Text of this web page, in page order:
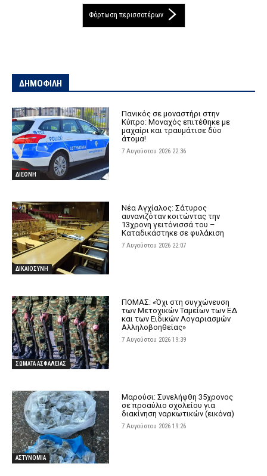
Φόρτωση περισσοτέρων
ΔΗΜΟΦΙΛΗ
ΔΙΕΘΝΗ
Πανικός σε μοναστήρι στην
Κύπρο: Μοναχός επιτέθηκε με
μαχαίρι και τραυμάτισε δύο
άτομα!
7 Αυγούστου 2026 22:36
ΔΙΚΑΙΟΣΥΝΗ
Νέα Αγχίαλος: Σάτυρος
αυνανιζόταν κοιτώντας την
13χρονη γειτόνισσά του –
Καταδικάστηκε σε φυλάκιση
7 Αυγούστου 2026 22:07
ΣΩΜΑΤΑ ΑΣΦΑΛΕΙΑΣ
ΠΟΜΑΣ: «Όχι στη συγχώνευση
των Μετοχικών Ταμείων των ΕΔ
και των Ειδικών Λογαριασμών
Αλληλοβοηθείας»
7 Αυγούστου 2026 19:39
ΑΣΤΥΝΟΜΙΑ
Μαρούσι: Συνελήφθη 35χρονος
σε προαύλιο σχολείου για
διακίνηση ναρκωτικών (εικόνα)
7 Αυγούστου 2026 19:26